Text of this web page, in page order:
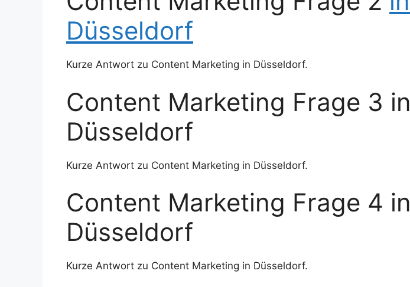
Düsseldorf
Kurze Antwort zu Content Marketing in Düsseldorf.
Content Marketing Frage 3 in
Düsseldorf
Kurze Antwort zu Content Marketing in Düsseldorf.
Content Marketing Frage 4 in
Düsseldorf
Kurze Antwort zu Content Marketing in Düsseldorf.